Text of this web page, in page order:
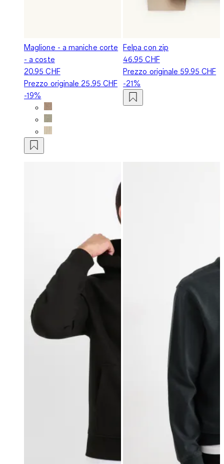
Maglione - a maniche corte
- a coste
20.95 CHF
Prezzo originale 25.95 CHF
-19%
Felpa con zip
46.95 CHF
Prezzo originale 59.95 CHF
-21%